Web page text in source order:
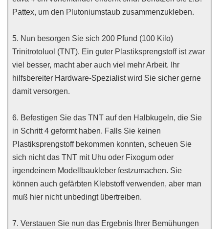
Pattex, um den Plutoniumstaub zusammenzukleben.
5. Nun besorgen Sie sich 200 Pfund (100 Kilo)
Trinitrotoluol (TNT). Ein guter Plastiksprengstoff ist zwar
viel besser, macht aber auch viel mehr Arbeit. Ihr
hilfsbereiter Hardware-Spezialist wird Sie sicher gerne
damit versorgen.
6. Befestigen Sie das TNT auf den Halbkugeln, die Sie
in Schritt 4 geformt haben. Falls Sie keinen
Plastiksprengstoff bekommen konnten, scheuen Sie
sich nicht das TNT mit Uhu oder Fixogum oder
irgendeinem Modellbaukleber festzumachen. Sie
können auch gefärbten Klebstoff verwenden, aber man
muß hier nicht unbedingt übertreiben.
7. Verstauen Sie nun das Ergebnis Ihrer Bemühungen